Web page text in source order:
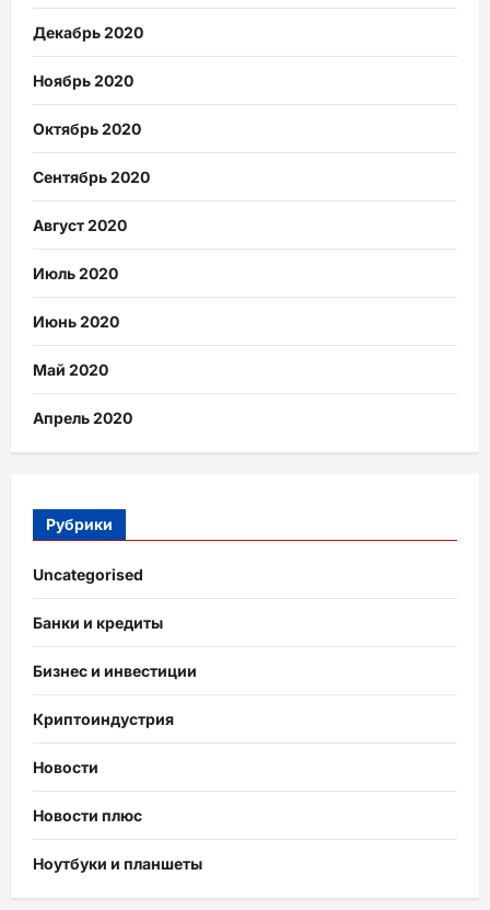
Декабрь 2020
Ноябрь 2020
Октябрь 2020
Сентябрь 2020
Август 2020
Июль 2020
Июнь 2020
Май 2020
Апрель 2020
Рубрики
Uncategorised
Банки и кредиты
Бизнес и инвестиции
Криптоиндустрия
Новости
Новости плюс
Ноутбуки и планшеты